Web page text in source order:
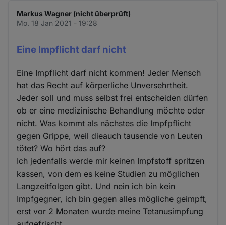
Markus Wagner (nicht überprüft)
Mo. 18 Jan 2021 - 19:28
Eine Impflicht darf nicht
Eine Impflicht darf nicht kommen! Jeder Mensch
hat das Recht auf körperliche Unversehrtheit.
Jeder soll und muss selbst frei entscheiden dürfen
ob er eine medizinische Behandlung möchte oder
nicht. Was kommt als nächstes die Impfpflicht
gegen Grippe, weil dieauch tausende von Leuten
tötet? Wo hört das auf?
Ich jedenfalls werde mir keinen Impfstoff spritzen
kassen, von dem es keine Studien zu möglichen
Langzeitfolgen gibt. Und nein ich bin kein
Impfgegner, ich bin gegen alles mögliche geimpft,
erst vor 2 Monaten wurde meine Tetanusimpfung